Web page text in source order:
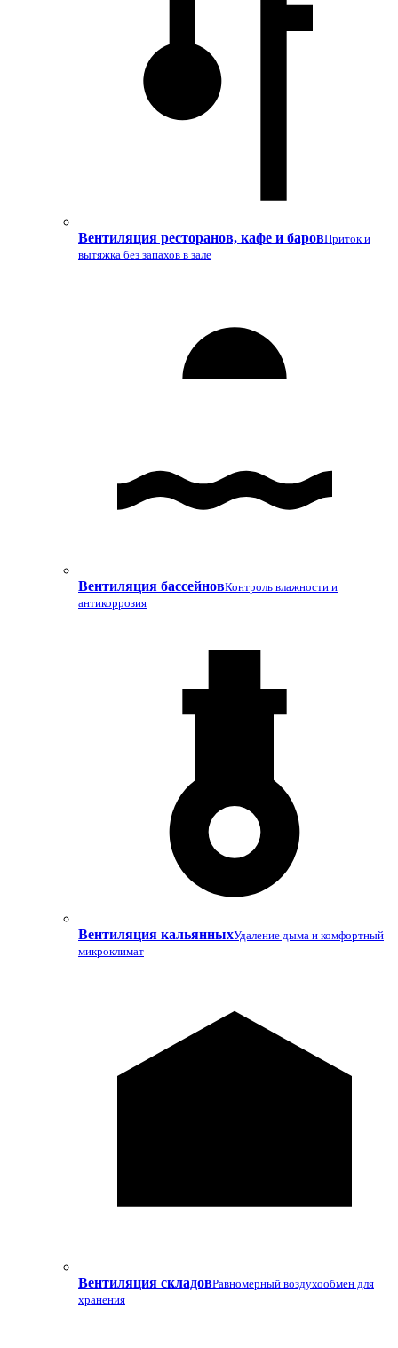
Вентиляция ресторанов, кафе и баровПриток и
вытяжка без запахов в зале
Вентиляция бассейновКонтроль влажности и
антикоррозия
Вентиляция кальянныхУдаление дыма и комфортный
микроклимат
Вентиляция складовРавномерный воздухообмен для
хранения